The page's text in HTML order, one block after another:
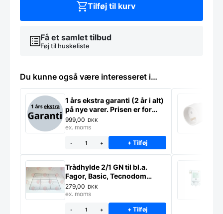
Få et samlet tilbud
Føj til huskeliste
Tilføj til kurv
Du kunne også være interesseret i…
1 års ekstra garanti (2 år i alt)
på nye varer. Prisen er for
ekstra garanti på ét produkt
999,00 DKK
ex. moms
- + + Tilføj
Trådhylde 2/1 GN til bl.a.
Fagor, Basic, Tecnodom
industrikøleskabe
279,00 DKK
ex. moms
- + + Tilføj